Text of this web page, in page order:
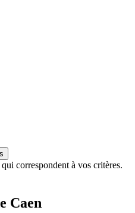
qui correspondent à vos critères.
Caen